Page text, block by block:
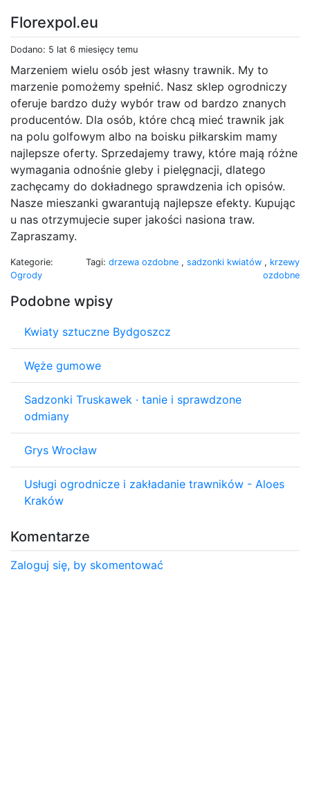
Florexpol.eu
Dodano: 5 lat 6 miesięcy temu
Marzeniem wielu osób jest własny trawnik. My to
marzenie pomożemy spełnić. Nasz sklep ogrodniczy
oferuje bardzo duży wybór traw od bardzo znanych
producentów. Dla osób, które chcą mieć trawnik jak
na polu golfowym albo na boisku piłkarskim mamy
najlepsze oferty. Sprzedajemy trawy, które mają różne
wymagania odnośnie gleby i pielęgnacji, dlatego
zachęcamy do dokładnego sprawdzenia ich opisów.
Nasze mieszanki gwarantują najlepsze efekty. Kupując
u nas otrzymujecie super jakości nasiona traw.
Zapraszamy.
Kategorie:
Ogrody
Tagi: drzewa ozdobne , sadzonki kwiatów , krzewy
ozdobne
Podobne wpisy
Kwiaty sztuczne Bydgoszcz
Węże gumowe
Sadzonki Truskawek · tanie i sprawdzone
odmiany
Grys Wrocław
Usługi ogrodnicze i zakładanie trawników - Aloes
Kraków
Komentarze
Zaloguj się, by skomentować